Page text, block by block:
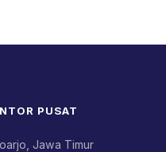
PUSAT
Jawa Timur